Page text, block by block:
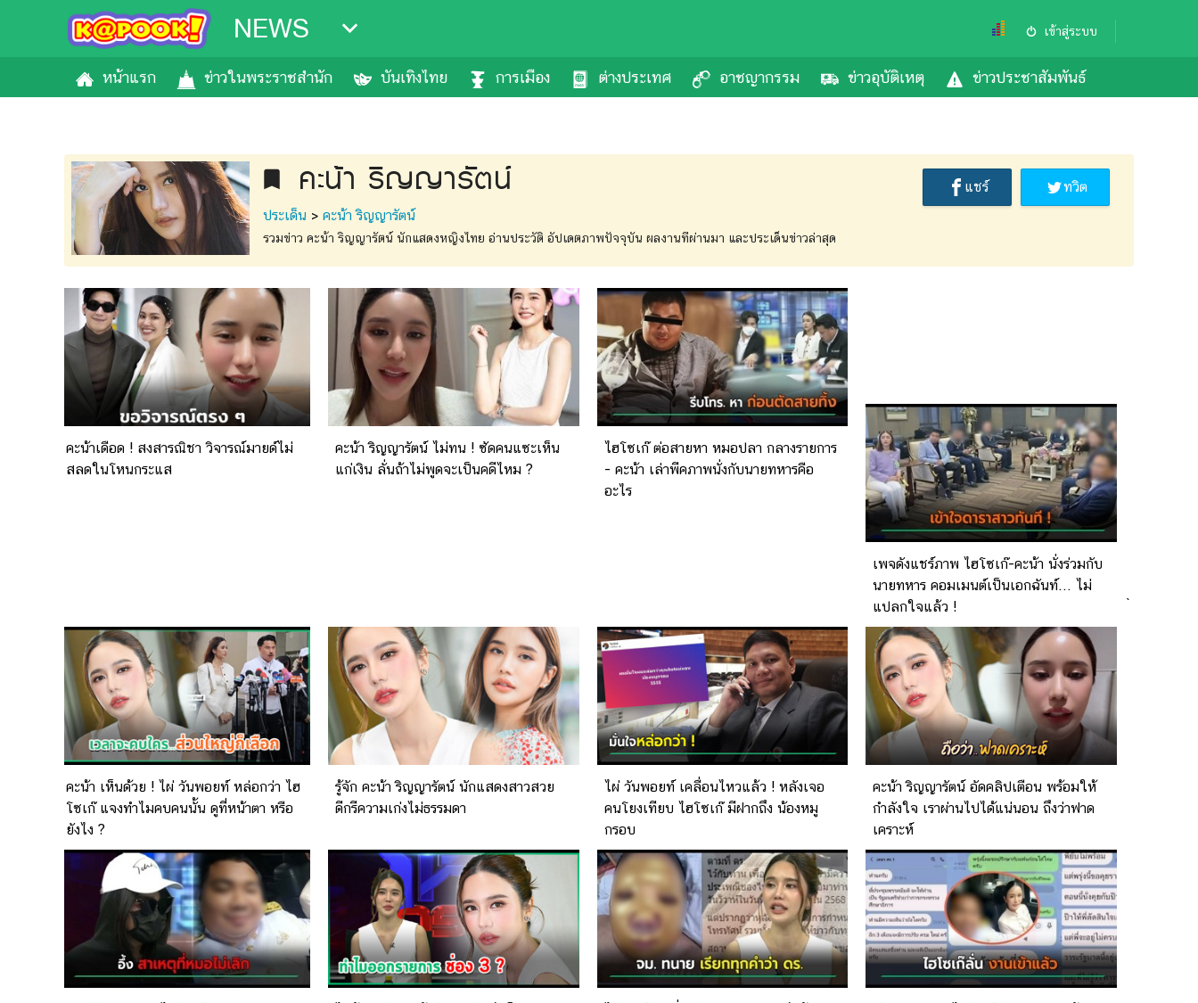
NEWS เข้าสู่ระบบ
หน้าแรก ข่าวในพระราชสำนัก บันเทิงไทย การเมือง ต่างประเทศ อาชญากรรม ข่าวอุบัติเหตุ ข่าวประชาสัมพันธ์
bookmark คะน้า ริญญารัตน์
ประเด็น > คะน้า ริญญารัตน์
รวมข่าว คะน้า ริญญารัตน์ นักแสดงหญิงไทย อ่านประวัติ อัปเดตภาพปัจจุบัน ผลงานทีผ่านมา และประเด็นข่าวล่าสุด
แชร์ ทวิต
คะน้าเดือด ! สงสารณิชา วิจารณ์มายด์ไม่
สลดในโหนกระแส
คะน้า ริญญารัตน์ ไม่ทน ! ซัดคนแซะเห็น
แก่เงิน ลั่นถ้าไม่พูดจะเป็นคดีไหม ?
ไฮโซเก๊ ต่อสายหา หมอปลา กลางรายการ
- คะน้า เล่าพีคภาพนั่งกับนายทหารคือ
อะไร
เพจดังแชร์ภาพ ไฮโซเก๊-คะน้า นั่งร่วมกับ
นายทหาร คอมเมนต์เป็นเอกฉันท์... ไม่
แปลกใจแล้ว !
คะน้า เห็นด้วย ! ไผ่ วันพอยท์ หล่อกว่า ไฮ
โซเก๊ แจงทำไมคบคนนั้น ดูที่หน้าตา หรือ
ยังไง ?
รู้จัก คะน้า ริญญารัตน์ นักแสดงสาวสวย
ดีกรีความเก่งไม่ธรรมดา
ไผ่ วันพอยท์ เคลื่อนไหวแล้ว ! หลังเจอ
คนโยงเทียบ ไฮโซเก๊ มีฝากถึง น้องหมู
กรอบ
คะน้า ริญญารัตน์ อัดคลิปเตือน พร้อมให้
กำลังใจ เราผ่านไปได้แน่นอน ถึงว่าฟาด
เคราะห์
`